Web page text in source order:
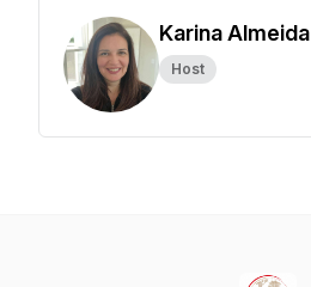
Karina Almeida
Host